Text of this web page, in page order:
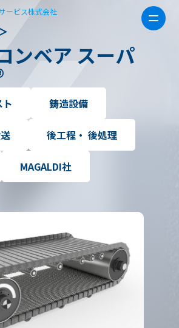
ービス株式会社
ンベア スーパ
鋳造設備
後工程・ 後処理
MAGALDI社